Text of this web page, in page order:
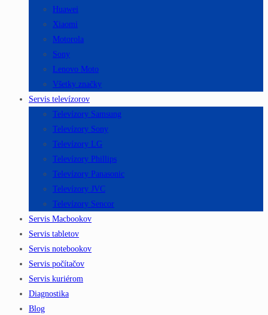
Huawei
Xiaomi
Motorola
Sony
Lenovo Moto
Všetky značky
Servis televízorov
Televízory Samsung
Televízory Sony
Televízory LG
Televízory Phillips
Televízory Panasonic
Televízory JVC
Televízory Sencor
Servis Macbookov
Servis tabletov
Servis notebookov
Servis počítačov
Servis kuriérom
Diagnostika
Blog